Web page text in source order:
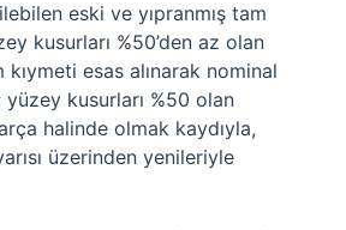
eski ve yıpranmış tam
kusurları %50’den az olan
kıymeti esas alınarak nominal
kusurları %50 olan
halinde olmak kaydıyla,
üzerinden yenileriyle